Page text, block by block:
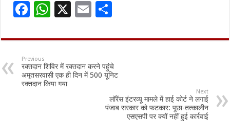
F
e
b
o
o
W
at
sA
p
p
X
E
ai ar
e
Previous
रक्तदान शिविर में रक्तदान करने पहुंचे
अमृतसरवासी एक ही दिन में 500 यूनिट
रक्तदान किया गया
Next
लॉरेंस इंटरव्यू मामले में हाई कोर्ट ने लगाई
पंजाब सरकार को फटकार: पूछा-तत्कालीन
एसएसपी पर क्यों नहीं हुई कार्रवाई